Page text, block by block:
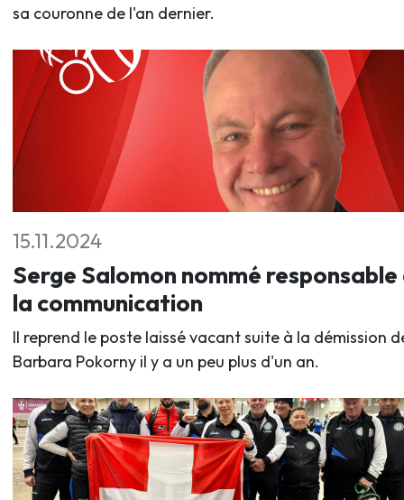
sa couronne de l'an dernier.
15.11.2024
Serge Salomon nommé responsable
la communication
Il reprend le poste laissé vacant suite à la démission
Barbara Pokorny il y a un peu plus d'un an.